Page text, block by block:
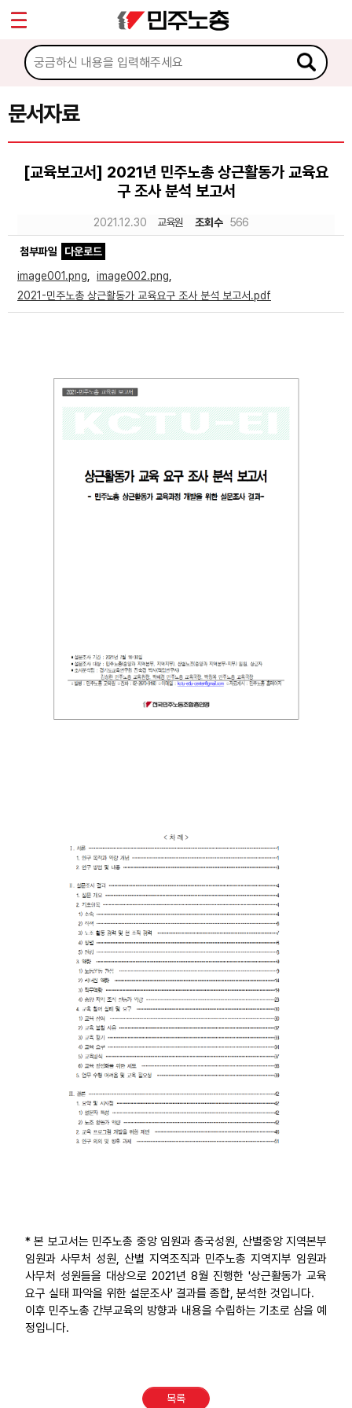
문서자료
[교육보고서] 2021년 민주노총 상근활동가 교육요
구 조사 분석 보고서
2021.12.30 교육원 조회수 566
첨부파일
다운로드
image001.png
image002.png
2021-민주노총 상근활동가 교육요구 조사 분석 보고서.pdf
* 본 보고서는 민주노총 중앙 임원과 총국성원, 산별중앙 지역본부
임원과 사무처 성원, 산별 지역조직과 민주노총 지역지부 임원과
사무처 성원들을 대상으로 2021년 8월 진행한 '상근활동가 교육
요구 실태 파악을 위한 설문조사' 결과를 종합, 분석한 것입니다.
이후 민주노총 간부교육의 방향과 내용을 수립하는 기초로 삼을 예
정입니다.
목록
마이페이지
소개
소식
문서자료
이미지자료
미디어자료
Sketchbook5, 스케치북5
Sketchbook5, 스케치북5